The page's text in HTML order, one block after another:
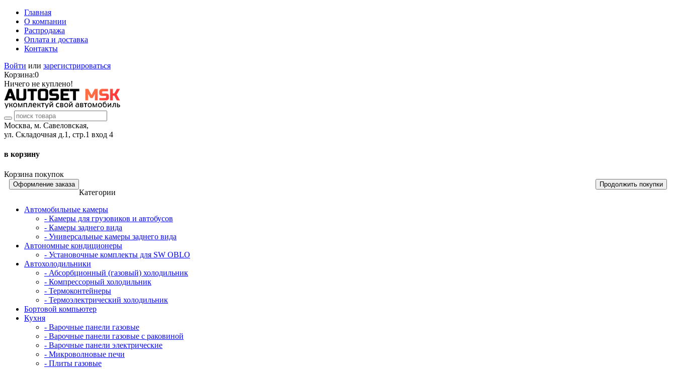
Главная
О компании
Распродажа
Оплата и доставка
Контакты
Войти или зарегистрироваться
Корзина:0
Ничего не куплено!
Москва, м. Савеловская,
ул. Складочная д.1, стр.1 вход 4
в корзину
Корзина покупок
Оформление заказа Продолжить покупки
Категории
Автомобильные камеры
- Камеры для грузовиков и автобусов
- Камеры заднего вида
- Универсальные камеры заднего вида
Автономные кондиционеры
- Установочные комплекты для SW OBLO
Автохолодильники
- Абсорбционный (газовый) холодильник
- Компрессорный холодильник
- Термоконтейнеры
- Термоэлектрический холодильник
Бортовой компьютер
Кухня
- Варочные панели газовые
- Варочные панели газовые с раковиной
- Варочные панели электрические
- Микроволновые печи
- Плиты газовые